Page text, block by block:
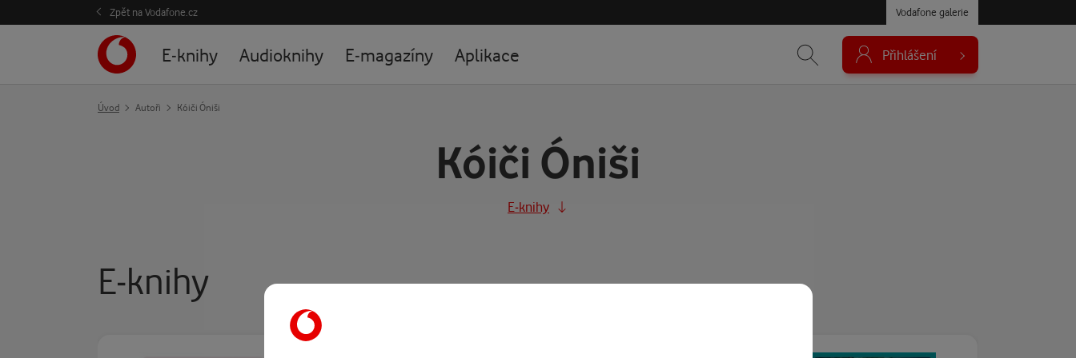
Zpět na Vodafone.cz Vodafone galerie
E-knihy Audioknihy E-magazíny Aplikace Přihlášení
Úvod Autoři Kóiči Óniši
Kóiči Óniši
E-knihy
E-knihy